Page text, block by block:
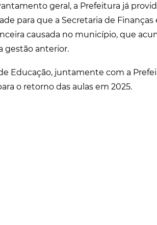
geral, a Prefeitura já
para que a Secretaria de
causada no município, que
gestão anterior.
Educação, juntamente com a
o retorno das aulas em 2025.